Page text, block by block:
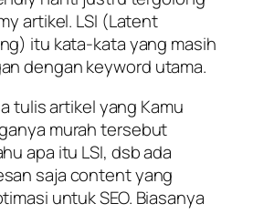
artikel. LSI (Latent
itu kata-kata yang masih
dengan keyword utama.
tulis artikel yang Kamu
murah tersebut
apa itu LSI, dsb ada
saja content yang
untuk SEO. Biasanya